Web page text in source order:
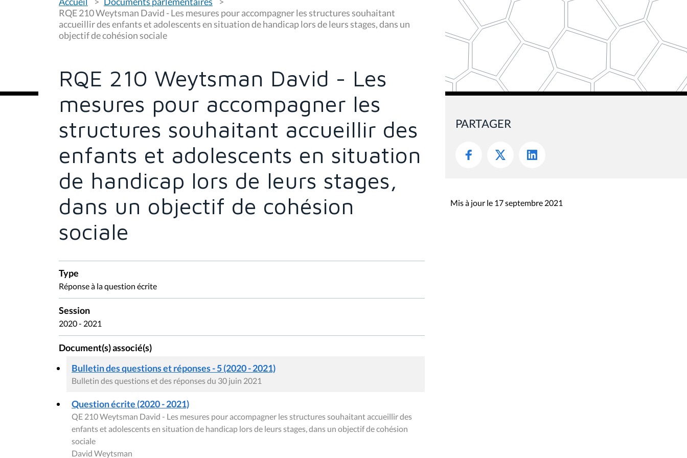
o
u
s
ê
t
RQE 210 Weytsman David - Les mesures pour accompagner les structures souhaitant
accueillir des enfants et adolescents en situation de handicap lors de leurs stages, dans un
objectif de cohésion sociale
RQE 210 Weytsman David - Les
mesures pour accompagner les
structures souhaitant accueillir des
enfants et adolescents en situation
de handicap lors de leurs stages,
dans un objectif de cohésion
sociale
Type
Réponse à la question écrite
Session
2020 - 2021
Document(s) associé(s)
Bulletin des questions et réponses - 5 (2020 - 2021)
Bulletin des questions et des réponses du 30 juin 2021
Question écrite (2020 - 2021)
QE 210 Weytsman David - Les mesures pour accompagner les structures souhaitant accueillir des
enfants et adolescents en situation de handicap lors de leurs stages, dans un objectif de cohésion
sociale
David Weytsman
PARTAGER
Mis à jour le 17 septembre 2021